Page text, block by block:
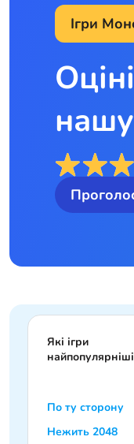
Ігри
Які ігри
По ту сторону
Нежить 2048